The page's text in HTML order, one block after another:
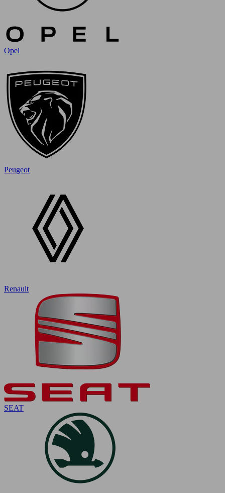
Opel
Peugeot
Renault
SEAT